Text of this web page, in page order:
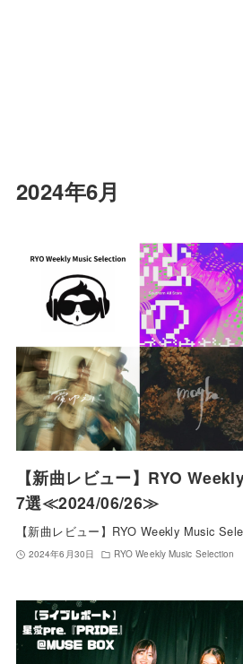
2024年6月
【新曲レビュー】RYO
7選≪2024/06/26≫
【新曲レビュー】RYO Weekly Music
2024年6月30日 RYO Weekly Music Selection